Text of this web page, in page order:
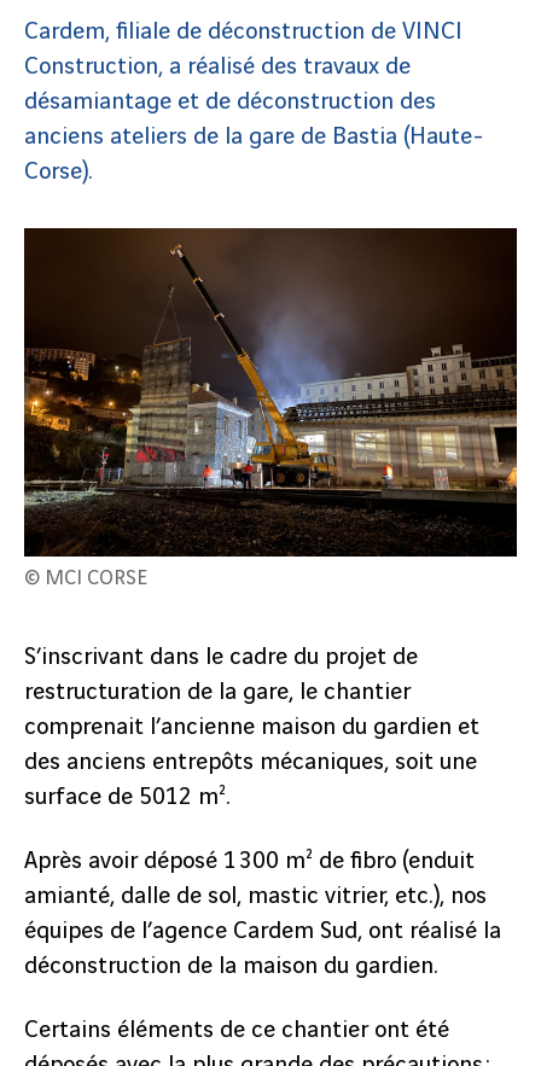
Cardem, filiale de déconstruction de VINCI
Construction, a réalisé des travaux de
désamiantage et de déconstruction des
anciens ateliers de la gare de Bastia (Haute-
Corse).
© MCI CORSE
S’inscrivant dans le cadre du projet de
restructuration de la gare, le chantier
comprenait l’ancienne maison du gardien et
des anciens entrepôts mécaniques, soit une
surface de 5012 m².
Après avoir déposé 1 300 m² de fibro (enduit
amianté, dalle de sol, mastic vitrier, etc.), nos
équipes de l’agence Cardem Sud, ont réalisé la
déconstruction de la maison du gardien.
Certains éléments de ce chantier ont été